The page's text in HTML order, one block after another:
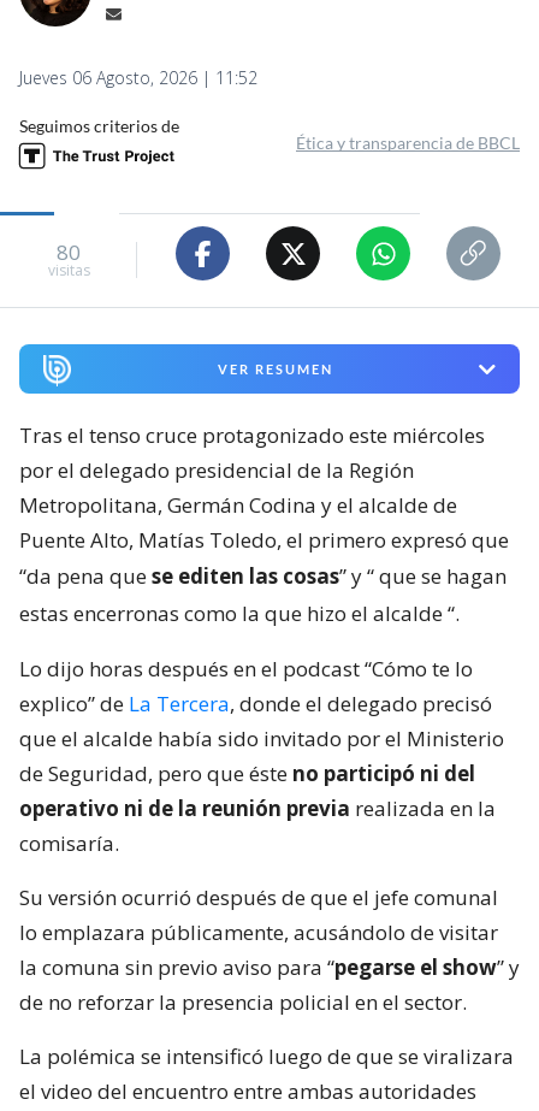
Jueves 06 Agosto, 2026 | 11:52
Seguimos criterios de
Ética y transparencia de BBCL
80
visitas
VER RESUMEN
Tras el tenso cruce protagonizado este miércoles
por el delegado presidencial de la Región
Metropolitana, Germán Codina y el alcalde de
Puente Alto, Matías Toledo, el primero expresó que
“da pena quese editen las cosas” y “que se hagan
estas encerronas como la que hizo el alcalde“.
Lo dijo horas después en el podcast “Cómo te lo
explico” de La Tercera, donde el delegado precisó
que el alcalde había sido invitado por el Ministerio
de Seguridad, pero que éste no participó ni del
operativo ni de la reunión previa realizada en la
comisaría.
Su versión ocurrió después de que el jefe comunal
lo emplazara públicamente, acusándolo de visitar
la comuna sin previo aviso para “pegarse el show” y
de no reforzar la presencia policial en el sector.
La polémica se intensificó luego de que se viralizara
el video del encuentro entre ambas autoridades